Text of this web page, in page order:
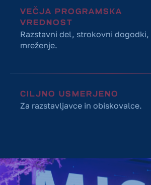
VEČJA PROGRAMSKA
VREDNOST
Razstavni del, strokovni dogodki,
mreženje.
CILJNO USMERJENO
Za razstavljavce in obiskovalce.